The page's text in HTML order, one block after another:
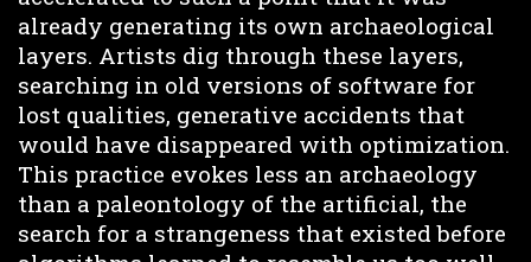
already generating its own archaeological
layers. Artists dig through these layers,
searching in old versions of software for
lost qualities, generative accidents that
would have disappeared with optimization.
This practice evokes less an archaeology
than a paleontology of the artificial, the
search for a strangeness that existed before